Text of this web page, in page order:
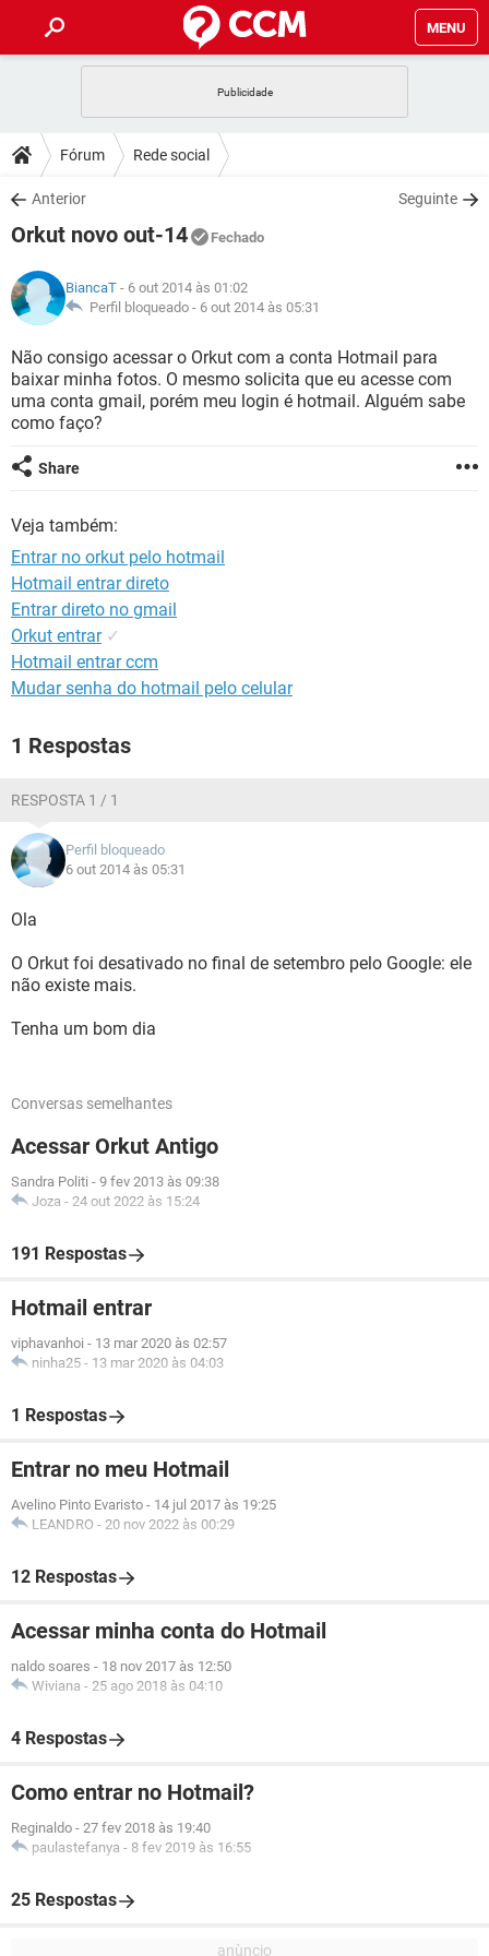
MENU
CELULAR
OUTLOOK
INSTAGRAM GMAIL
GUIA DE COMPRAS
DICAS
JOGOS
INSTAGRAM
GUIA DE COMPRAS
DOWNLOADS
JOGOS WHATSAPP
CELULAR
OUTLOOK EXCEL
INSTAGRAM
GUIA DE COMPRAS
JOGOS
CELULAR
OUTLOOK EXCEL
INSTAGRAM GMAIL
GLOSSÁRIO
JOGOS
CELULAR FACEBOOK
OUTLOOK
INSTAGRAM
Fórum Rede social
Anterior Seguinte
Orkut novo out-14 Fechado
BiancaT - 6 out 2014 às 01:02
Perfil bloqueado - 6 out 2014 às 05:31
Não consigo acessar o Orkut com a conta Hotmail para
baixar minha fotos. O mesmo solicita que eu acesse com
uma conta gmail, porém meu login é hotmail. Alguém sabe
como faço?
Share
Veja também:
Entrar no orkut pelo hotmail
Hotmail entrar direto
Entrar direto no gmail
Orkut entrar ✓
Hotmail entrar ccm
Mudar senha do hotmail pelo celular
1 Respostas
RESPOSTA 1 / 1
Perfil bloqueado
6 out 2014 às 05:31
Ola
O Orkut foi desativado no final de setembro pelo Google: ele
não existe mais.
Tenha um bom dia
Conversas semelhantes
Acessar Orkut Antigo
Sandra Politi - 9 fev 2013 às 09:38
Joza - 24 out 2022 às 15:24
191 Respostas
Hotmail entrar
viphavanhoi - 13 mar 2020 às 02:57
ninha25 - 13 mar 2020 às 04:03
1 Respostas
Entrar no meu Hotmail
Avelino Pinto Evaristo - 14 jul 2017 às 19:25
LEANDRO - 20 nov 2022 às 00:29
12 Respostas
Acessar minha conta do Hotmail
naldo soares - 18 nov 2017 às 12:50
Wiviana - 25 ago 2018 às 04:10
4 Respostas
Como entrar no Hotmail?
Reginaldo - 27 fev 2018 às 19:40
paulastefanya - 8 fev 2019 às 16:55
25 Respostas